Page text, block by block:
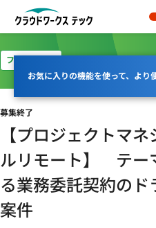
お気に入りの機能を使って、より
フルリモート
募集終了
【プロジェクトマ
ルリモート】 テー
る業務委託契約の
案件